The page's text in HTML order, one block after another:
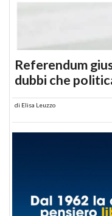
Referendum
dubbi che
di Elisa Leuzzo